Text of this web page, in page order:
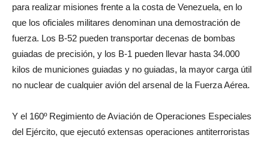
para realizar misiones frente a la costa de Venezuela, en lo
que los oficiales militares denominan una demostración de
fuerza. Los B-52 pueden transportar decenas de bombas
guiadas de precisión, y los B-1 pueden llevar hasta 34.000
kilos de municiones guiadas y no guiadas, la mayor carga útil
no nuclear de cualquier avión del arsenal de la Fuerza Aérea.
Y el 160º Regimiento de Aviación de Operaciones Especiales
del Ejército, que ejecutó extensas operaciones antiterroristas